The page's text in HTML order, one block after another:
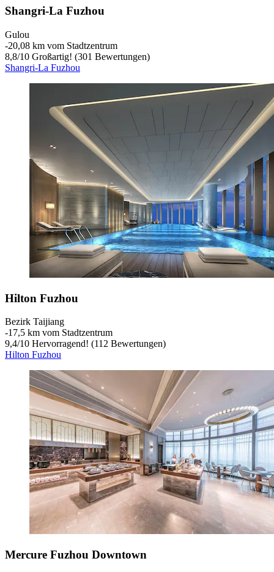
Shangri-La Fuzhou
Gulou
‐20,08 km vom Stadtzentrum
8,8/10 Großartig! (301 Bewertungen)
Shangri-La Fuzhou
Hilton Fuzhou
Bezirk Taijiang
‐17,5 km vom Stadtzentrum
9,4/10 Hervorragend! (112 Bewertungen)
Hilton Fuzhou
Mercure Fuzhou Downtown